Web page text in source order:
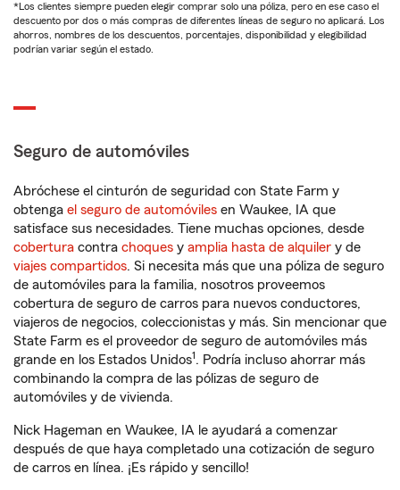
*Los clientes siempre pueden elegir comprar solo una póliza, pero en ese caso el
descuento por dos o más compras de diferentes líneas de seguro no aplicará. Los
ahorros, nombres de los descuentos, porcentajes, disponibilidad y elegibilidad
podrían variar según el estado.
Seguro de automóviles
Abróchese el cinturón de seguridad con State Farm y
obtenga el seguro de automóviles en Waukee, IA que
satisface sus necesidades. Tiene muchas opciones, desde
cobertura contra choques y amplia hasta de alquiler y de
viajes compartidos. Si necesita más que una póliza de seguro
de automóviles para la familia, nosotros proveemos
cobertura de seguro de carros para nuevos conductores,
viajeros de negocios, coleccionistas y más. Sin mencionar que
State Farm es el proveedor de seguro de automóviles más
grande en los Estados Unidos1. Podría incluso ahorrar más
combinando la compra de las pólizas de seguro de
automóviles y de vivienda.
Nick Hageman en Waukee, IA le ayudará a comenzar
después de que haya completado una cotización de seguro
de carros en línea. ¡Es rápido y sencillo!